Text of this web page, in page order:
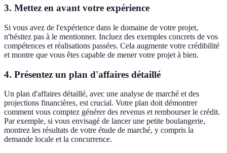
3. Mettez en avant votre expérience
Si vous avez de l'expérience dans le domaine de votre projet,
n'hésitez pas à le mentionner. Incluez des exemples concrets de vos
compétences et réalisations passées. Cela augmente votre crédibilité
et montre que vous êtes capable de mener votre projet à bien.
4. Présentez un plan d'affaires détaillé
Un plan d'affaires détaillé, avec une analyse de marché et des
projections financières, est crucial. Votre plan doit démontrer
comment vous comptez générer des revenus et rembourser le crédit.
Par exemple, si vous envisagé de lancer une petite boulangerie,
montrez les résultats de votre étude de marché, y compris la
demande locale et la concurrence.